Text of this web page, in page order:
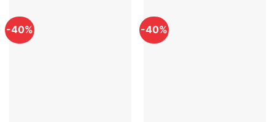
-40% -40%